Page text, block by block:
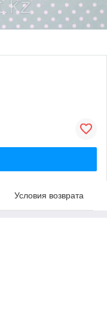
Условия возврата